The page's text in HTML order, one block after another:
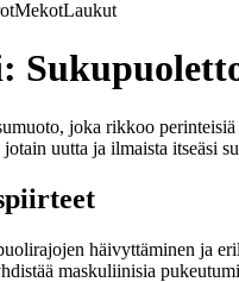
MekotLaukut
joka rikkoo
uutta ja ilmaista itseäsi
häivyttäminen ja
maskuliinisia